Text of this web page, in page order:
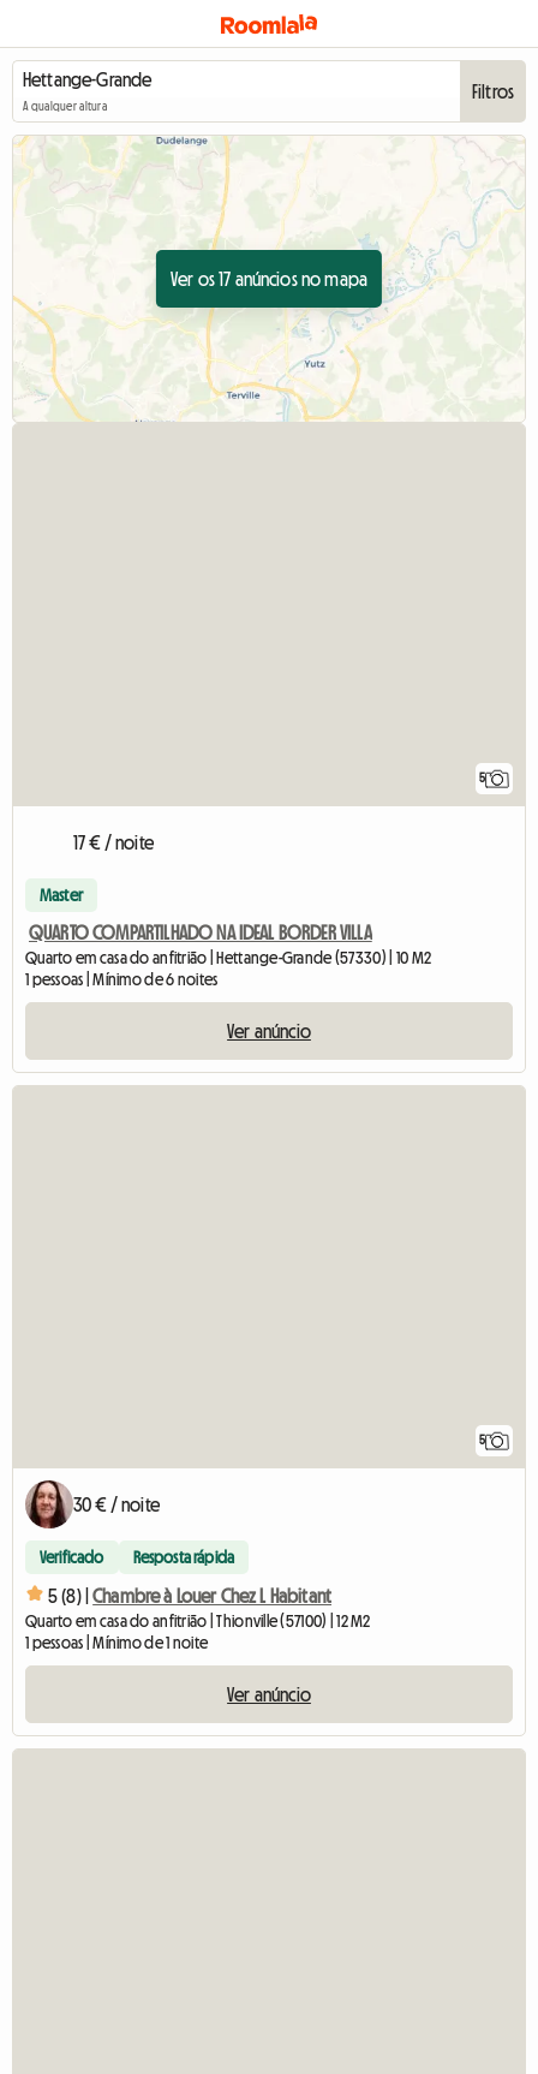
A qualquer altura
Filtros
Ver os 17 anúncios no mapa
5
17 € / noite
Master
QUARTO COMPARTILHADO NA IDEAL BORDER VILLA
Quarto em casa do anfitrião | Hettange-Grande (57330) | 10 M2
1 pessoas | Mínimo de 6 noites
Ver anúncio
5
30 € / noite
Verificado Resposta rápida
5 (8) | Chambre à Louer Chez L Habitant
Quarto em casa do anfitrião | Thionville (57100) | 12 M2
1 pessoas | Mínimo de 1 noite
Ver anúncio